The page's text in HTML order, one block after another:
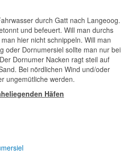
durch Gatt nach Langeoog.
und befeuert. Will man durchs
hier nicht schnippeln. Will man
oder Dornumersiel sollte man nur bei
Dornumer Nacken ragt steil auf
Bei nördlichen Wind und/oder
ungemütliche werden.
Häfen